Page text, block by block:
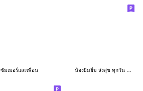
ซัมเมอร์และเพื่อน